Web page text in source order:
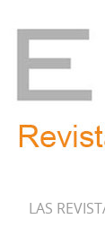
LAS